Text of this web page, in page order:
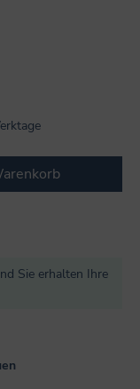
Sie erhalten Ihre